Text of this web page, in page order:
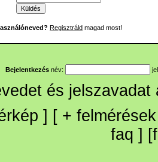
Regisztráld magad most!
Bejelentkezés név:
és
] [ + felmérések
faq ] [